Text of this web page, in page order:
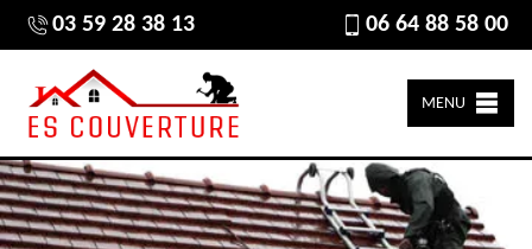
03 59 28 38 13 06 64 88 58 00
MENU